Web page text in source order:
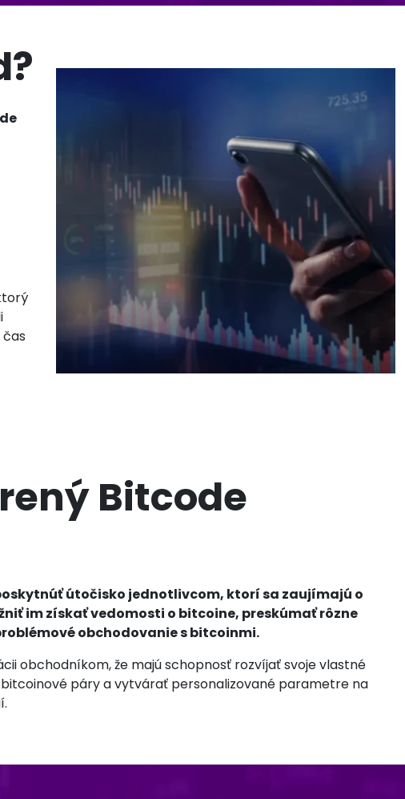
Bitcode
útočisko jednotlivcom, ktorí sa zaujímajú o
im získať vedomosti o bitcoine, preskúmať rôzne
obchodovanie s bitcoinmi.
obchodníkom, že majú schopnosť rozvíjať svoje vlastné
páry a vytvárať personalizované parametre na